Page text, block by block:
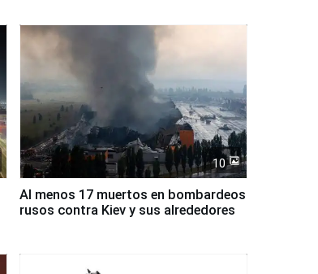
10
Al menos 17 muertos en bombardeos
rusos contra Kiev y sus alrededores